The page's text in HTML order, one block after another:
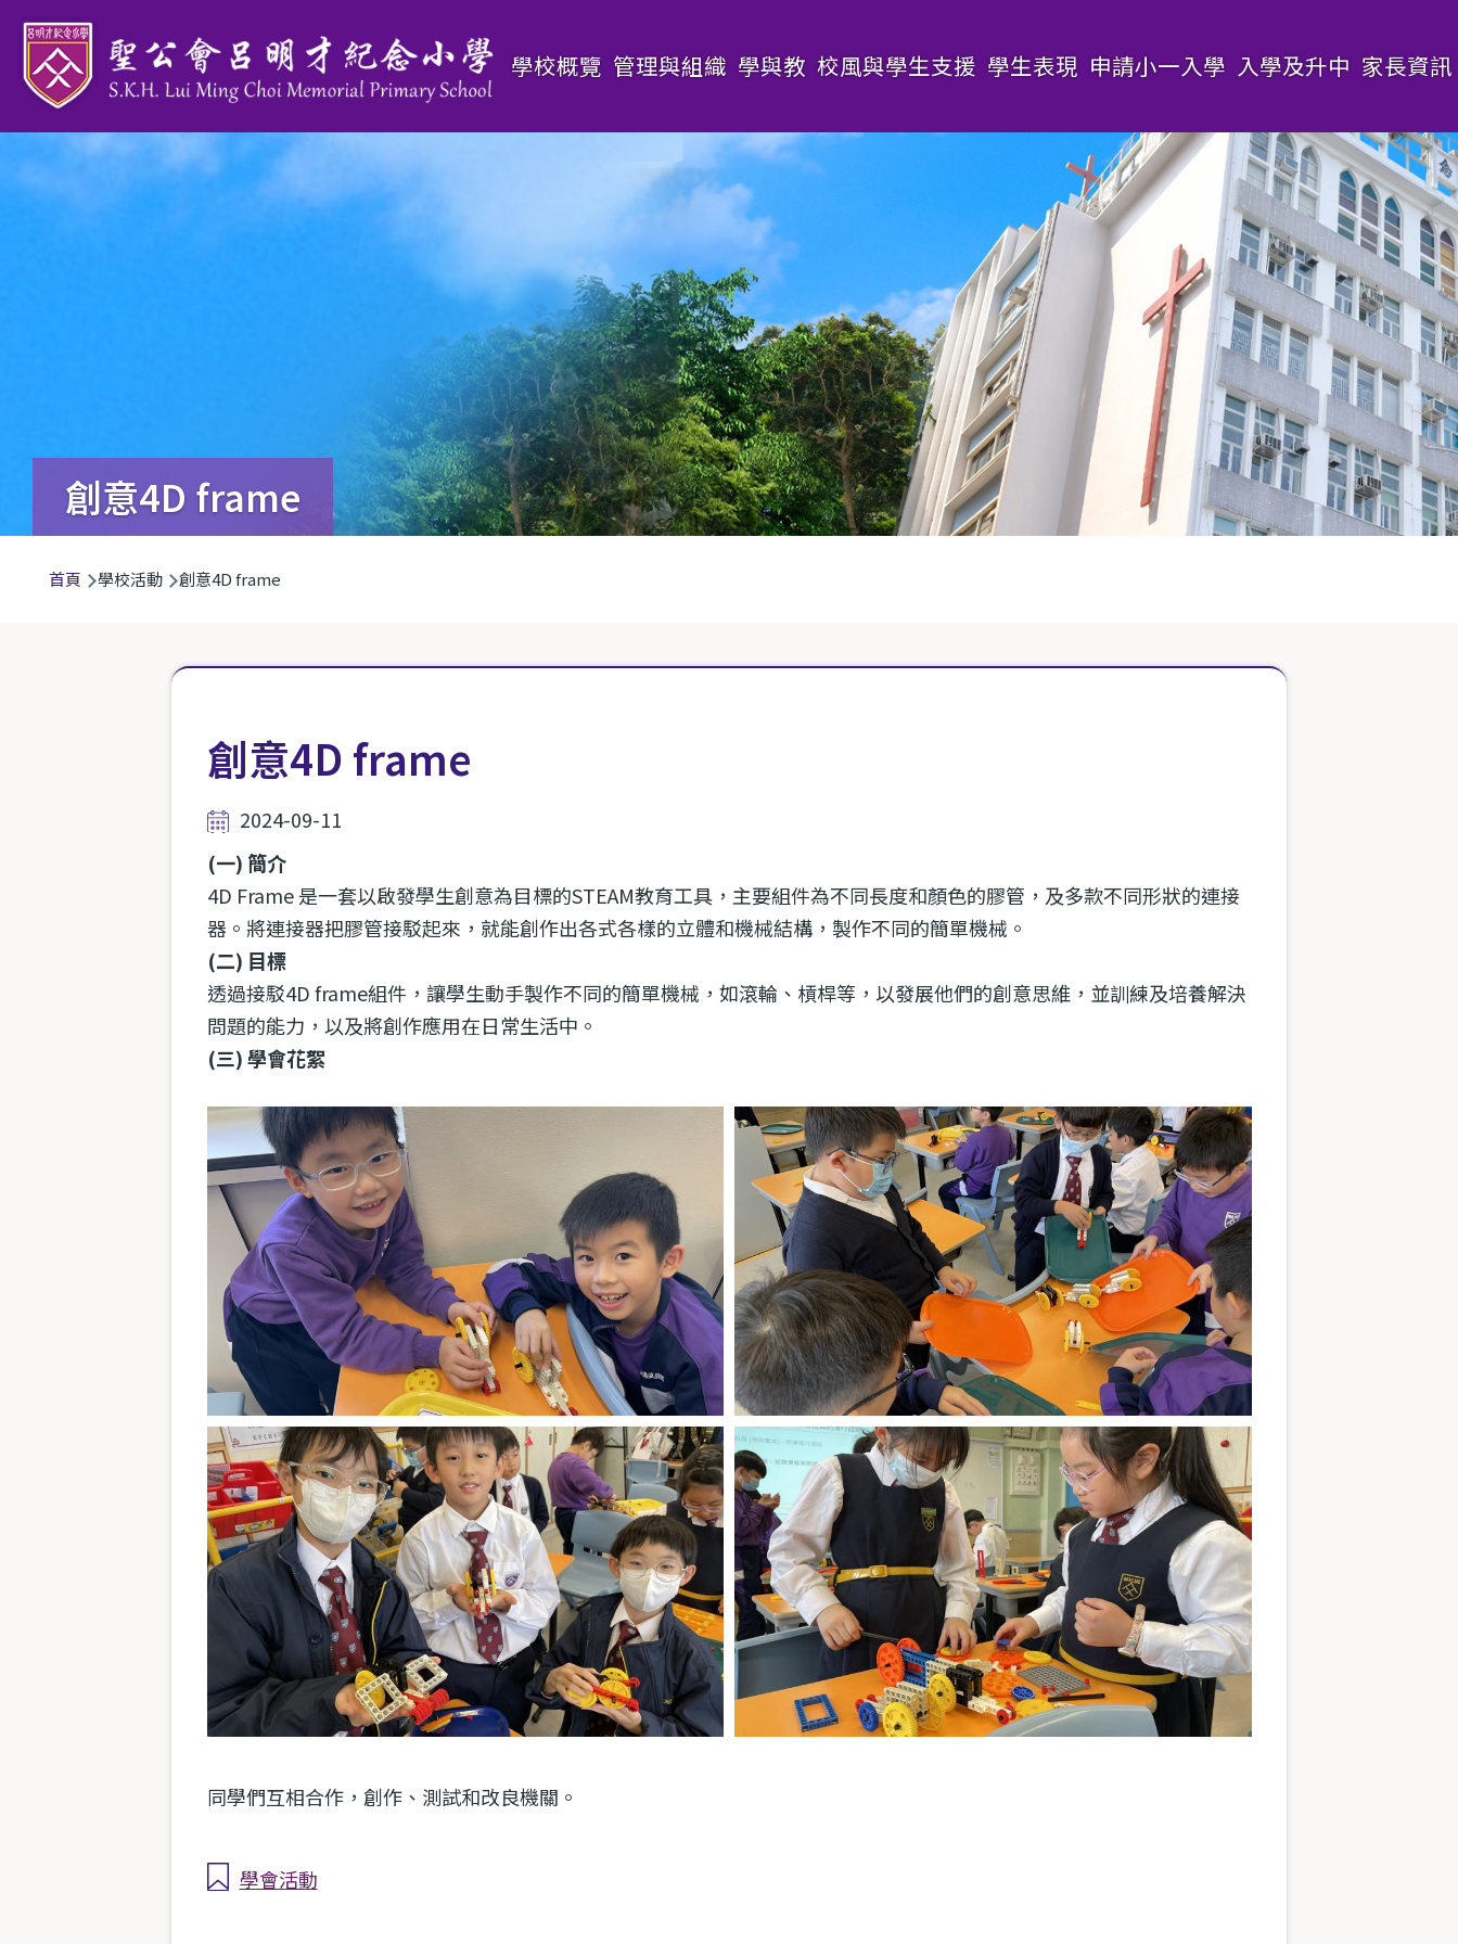
移至主內容 Main
navigation
學校概覽 管理與組織 學與教 校風與學生支援 學生表現 申請小一入學 入學及升中 家長資訊
創意4D frame
航
首頁 學校活動 創意4D frame
創意4D frame
2024-09-11
(一) 簡介
4D Frame 是一套以啟發學生創意為目標的STEAM教育工具，主要組件為不同長度和顏色的膠管，及多款不同形狀的連接
器。將連接器把膠管接駁起來，就能創作出各式各樣的立體和機械結構，製作不同的簡單機械。
(二) 目標
透過接駁4D frame組件，讓學生動手製作不同的簡單機械，如滾輪、槓桿等，以發展他們的創意思維，並訓練及培養解決
問題的能力，以及將創作應用在日常生活中。
(三) 學會花絮
同學們互相合作，創作、測試和改良機關。
學會活動